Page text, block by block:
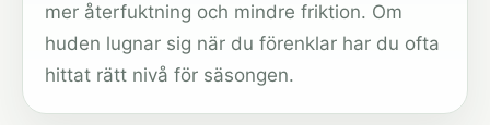
mer återfuktning och mindre friktion. Om
huden lugnar sig när du förenklar har du ofta
hittat rätt nivå för säsongen.